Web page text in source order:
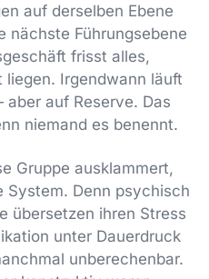
auf derselben Ebene
nächste Führungsebene
frisst alles,
liegen. Irgendwann läuft
auf Reserve. Das
niemand es benennt.
Gruppe ausklammert,
System. Denn psychisch
übersetzen ihren Stress
unter Dauerdruck
unberechenbar.